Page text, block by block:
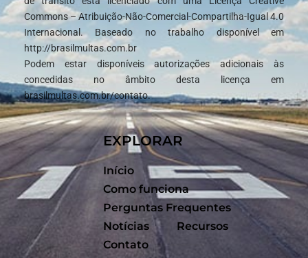
Commons – Atribuição-Não-Comercial-Compartilha-Igual 4.0
Internacional. Baseado no trabalho disponível em
http://brasilmultas.com.br
Podem estar disponíveis autorizações adicionais às
concedidas no âmbito desta licença em
brasilmultas.com.br/contato.
EXPLORAR
Início
Como funciona
Perguntas Frequentes
Notícias
Recursos
Contato